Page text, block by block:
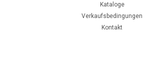
Kataloge
Verkaufsbedingungen
Kontakt